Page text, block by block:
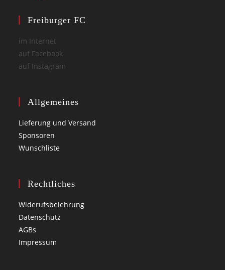
Freiburger FC
im Internet
auf Facebook
auf Instagram
Allgemeines
Lieferung und Versand
Sponsoren
Wunschliste
Rechtliches
Widerufsbelehrung
Datenschutz
AGBs
Impressum